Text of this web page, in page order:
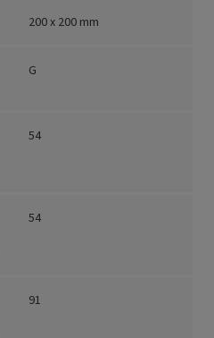
200 x 200 mm
G
54
54
91